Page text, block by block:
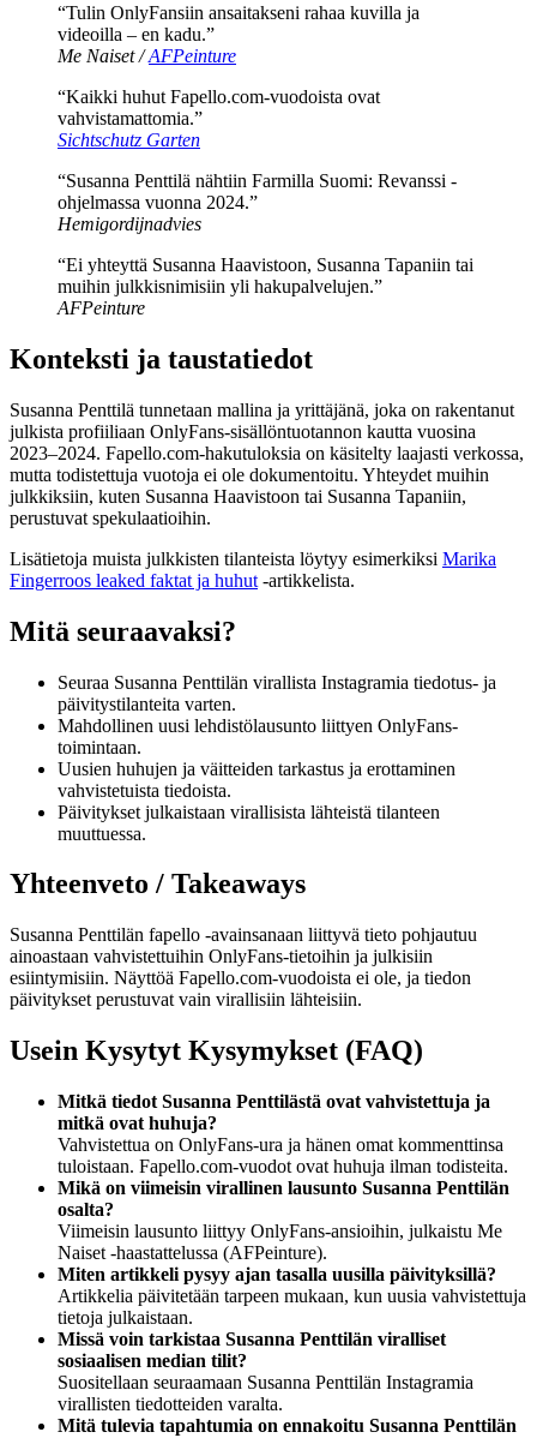
“Tulin OnlyFansiin ansaitakseni rahaa kuvilla ja
videoilla – en kadu.”
Me Naiset /AFPeinture
“Kaikki huhut Fapello.com-vuodoista ovat
vahvistamattomia.”
Sichtschutz Garten
“Susanna Penttilä nähtiin Farmilla Suomi: Revanssi -
ohjelmassa vuonna 2024.”
Hemigordijnadvies
“Ei yhteyttä Susanna Haavistoon, Susanna Tapaniin tai
muihin julkkisnimisiin yli hakupalvelujen.”
AFPeinture
Konteksti ja taustatiedot
Susanna Penttilä tunnetaan mallina ja yrittäjänä, joka on rakentanut
julkista profiiliaan OnlyFans-sisällöntuotannon kautta vuosina
2023–2024. Fapello.com-hakutuloksia on käsitelty laajasti verkossa,
mutta todistettuja vuotoja ei ole dokumentoitu. Yhteydet muihin
julkkiksiin, kuten Susanna Haavistoon tai Susanna Tapaniin,
perustuvat spekulaatioihin.
Lisätietoja muista julkkisten tilanteista löytyy esimerkiksi Marika
Fingerroos leaked faktat ja huhut -artikkelista.
Mitä seuraavaksi?
Seuraa Susanna Penttilän virallista Instagramia tiedotus- ja
päivitystilanteita varten.
Mahdollinen uusi lehdistölausunto liittyen OnlyFans-
toimintaan.
Uusien huhujen ja väitteiden tarkastus ja erottaminen
vahvistetuista tiedoista.
Päivitykset julkaistaan virallisista lähteistä tilanteen
muuttuessa.
Yhteenveto / Takeaways
Susanna Penttilän fapello -avainsanaan liittyvä tieto pohjautuu
ainoastaan vahvistettuihin OnlyFans-tietoihin ja julkisiin
esiintymisiin. Näyttöä Fapello.com-vuodoista ei ole, ja tiedon
päivitykset perustuvat vain virallisiin lähteisiin.
Usein Kysytyt Kysymykset (FAQ)
Mitkä tiedot Susanna Penttilästä ovat vahvistettuja ja
mitkä ovat huhuja?
Vahvistettua on OnlyFans-ura ja hänen omat kommenttinsa
tuloistaan. Fapello.com-vuodot ovat huhuja ilman todisteita.
Mikä on viimeisin virallinen lausunto Susanna Penttilän
osalta?
Viimeisin lausunto liittyy OnlyFans-ansioihin, julkaistu Me
Naiset -haastattelussa (AFPeinture).
Miten artikkeli pysyy ajan tasalla uusilla päivityksillä?
Artikkelia päivitetään tarpeen mukaan, kun uusia vahvistettuja
tietoja julkaistaan.
Missä voin tarkistaa Susanna Penttilän viralliset
sosiaalisen median tilit?
Suositellaan seuraamaan Susanna Penttilän Instagramia
virallisten tiedotteiden varalta.
Mitä tulevia tapahtumia on ennakoitu Susanna Penttilän